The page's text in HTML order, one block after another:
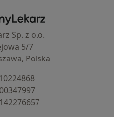
ZnanyLekarz - Strona główna
Sp. z o.o.
5/7
Polska